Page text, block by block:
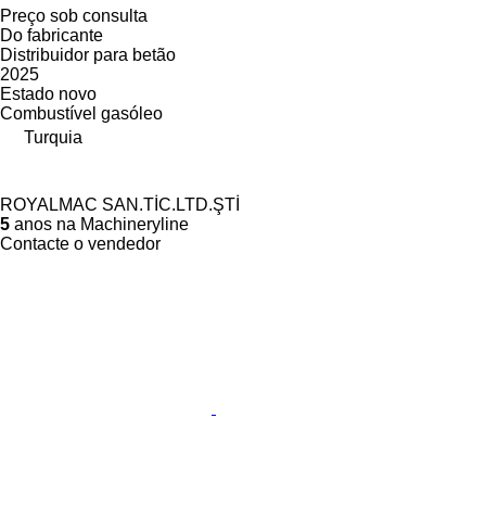
Preço sob consulta
Do fabricante
Distribuidor para betão
2025
Estado novo
Combustível gasóleo
Turquia
ROYALMAC SAN.TİC.LTD.ŞTİ
5 anos na Machineryline
Contacte o vendedor